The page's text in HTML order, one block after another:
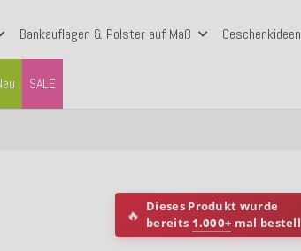
Bankauflagen & Polster auf Maß Geschenkideen
SALE
🔥 Dieses Produkt wurde
bereits 1.000+ mal